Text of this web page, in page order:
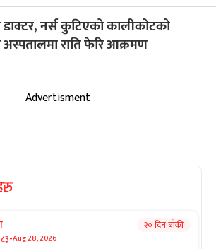
डाक्टर, नर्स कुटिएको कालीकोटको
अस्पतालमा राति फेरि आक्रमण
Advertisment
-Aug 28, 2026
२० दिन बाँकी